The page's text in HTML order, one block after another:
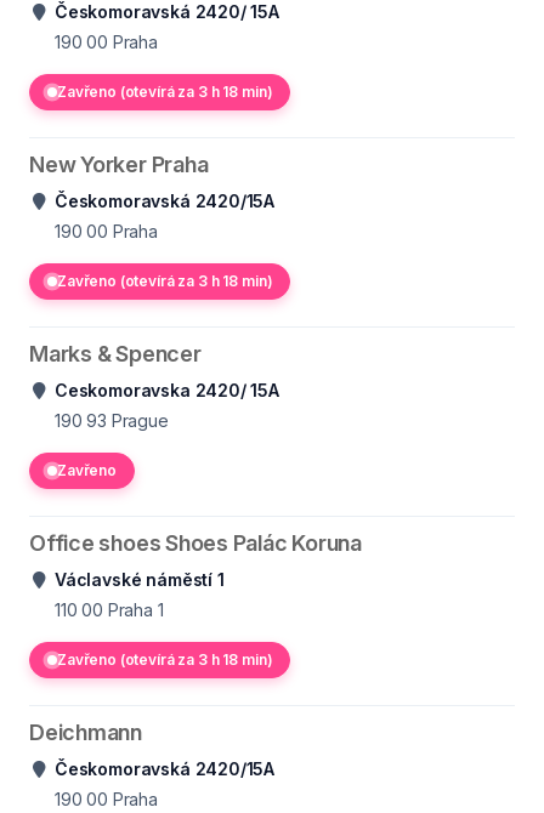
Českomoravská 2420/ 15A
190 00 Praha
Zavřeno (otevírá za 3 h 18 min)
New Yorker Praha
Českomoravská 2420/15A
190 00 Praha
Zavřeno (otevírá za 3 h 18 min)
Marks & Spencer
Ceskomoravska 2420/ 15A
190 93 Prague
Zavřeno
Office shoes Shoes Palác Koruna
Václavské náměstí 1
110 00 Praha 1
Zavřeno (otevírá za 3 h 18 min)
Deichmann
Českomoravská 2420/15A
190 00 Praha